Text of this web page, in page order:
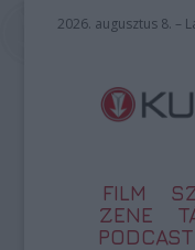
2026. augusztus 8. –
FILM
ZENE
PODCAST